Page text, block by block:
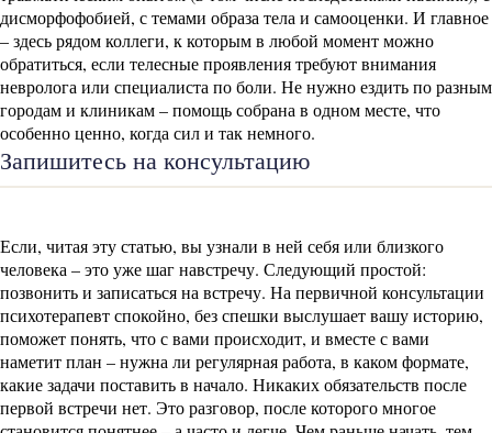
дисморфофобией, с темами образа тела и самооценки. И главное
– здесь рядом коллеги, к которым в любой момент можно
обратиться, если телесные проявления требуют внимания
невролога или специалиста по боли. Не нужно ездить по разным
городам и клиникам – помощь собрана в одном месте, что
особенно ценно, когда сил и так немного.
Запишитесь на консультацию
Если, читая эту статью, вы узнали в ней себя или близкого
человека – это уже шаг навстречу. Следующий простой:
позвонить и записаться на встречу. На первичной консультации
психотерапевт спокойно, без спешки выслушает вашу историю,
поможет понять, что с вами происходит, и вместе с вами
наметит план – нужна ли регулярная работа, в каком формате,
какие задачи поставить в начало. Никаких обязательств после
первой встречи нет. Это разговор, после которого многое